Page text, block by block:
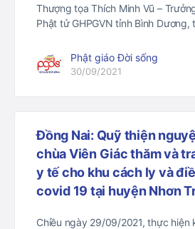
Thượng tọa Thích Minh Vũ –
Phật tử GHPGVN tỉnh Bình Dương,
Phật giáo Đời sống
30/09/2021
Đồng Nai: Quỹ thiện
chùa Viên Giác thăm và
y tế cho khu cách ly và
covid 19 tại huyện Nhơn
Chiều ngày 29/09/2021, thực hiện